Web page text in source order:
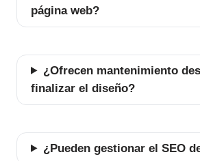
página web?
¿Ofrecen mantenimiento
finalizar el diseño?
¿Pueden gestionar el SEO